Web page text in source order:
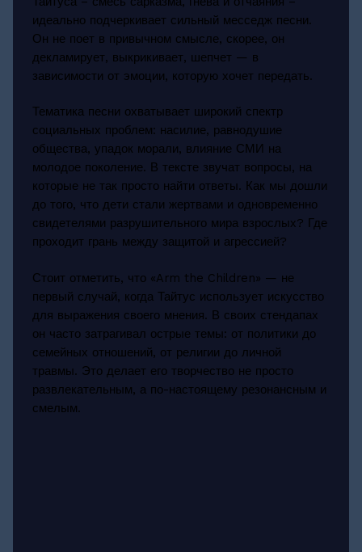
идеально подчеркивает сильный месседж песни.
Он не поет в привычном смысле, скорее, он
декламирует, выкрикивает, шепчет — в
зависимости от эмоции, которую хочет передать.
Тематика песни охватывает широкий спектр
социальных проблем: насилие, равнодушие
общества, упадок морали, влияние СМИ на
молодое поколение. В тексте звучат вопросы, на
которые не так просто найти ответы. Как мы дошли
до того, что дети стали жертвами и одновременно
свидетелями разрушительного мира взрослых? Где
проходит грань между защитой и агрессией?
Стоит отметить, что «Arm the Children» — не
первый случай, когда Тайтус использует искусство
для выражения своего мнения. В своих стендапах
он часто затрагивал острые темы: от политики до
семейных отношений, от религии до личной
травмы. Это делает его творчество не просто
развлекательным, а по-настоящему резонансным и
смелым.